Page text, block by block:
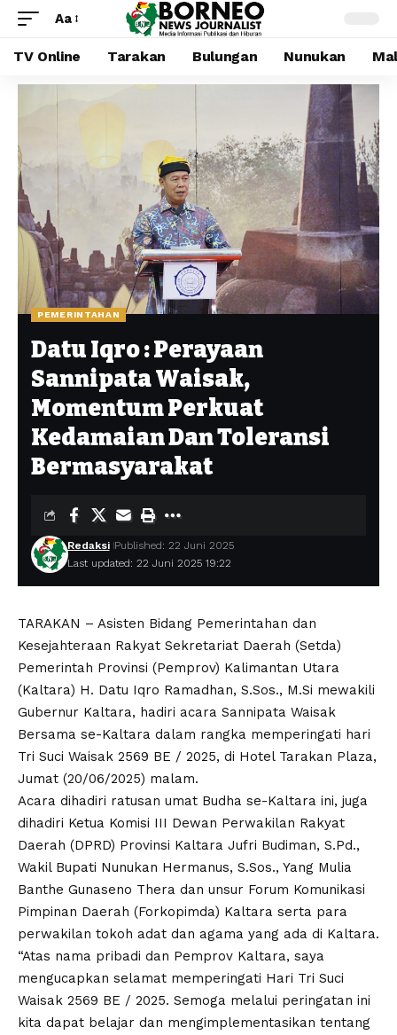
Aa
TV Online Tarakan Bulungan Nunukan
PEMERINTAHAN
Datu Iqro : Perayaan
Sannipata Waisak,
Momentum Perkuat
Kedamaian Dan Toleransi
Bermasyarakat
Last updated: 22 Juni 2025 19:22
Redaksi Published: 22 Juni 2025
TARAKAN – Asisten Bidang Pemerintahan dan
Kesejahteraan Rakyat Sekretariat Daerah (Setda)
Pemerintah Provinsi (Pemprov) Kalimantan Utara
(Kaltara) H. Datu Iqro Ramadhan, S.Sos., M.Si mewakili
Gubernur Kaltara, hadiri acara Sannipata Waisak
Bersama se-Kaltara dalam rangka memperingati hari
Tri Suci Waisak 2569 BE / 2025, di Hotel Tarakan Plaza,
Jumat (20/06/2025) malam.
Acara dihadiri ratusan umat Budha se-Kaltara ini, juga
dihadiri Ketua Komisi III Dewan Perwakilan Rakyat
Daerah (DPRD) Provinsi Kaltara Jufri Budiman, S.Pd.,
Wakil Bupati Nunukan Hermanus, S.Sos., Yang Mulia
Banthe Gunaseno Thera dan unsur Forum Komunikasi
Pimpinan Daerah (Forkopimda) Kaltara serta para
perwakilan tokoh adat dan agama yang ada di Kaltara.
“Atas nama pribadi dan Pemprov Kaltara, saya
mengucapkan selamat memperingati Hari Tri Suci
Waisak 2569 BE / 2025. Semoga melalui peringatan ini
kita dapat belajar dan mengimplementasikan tentang